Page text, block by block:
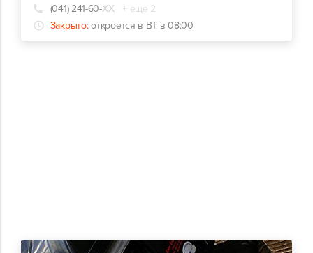
(041) 241-60-ХХ
+ еще 2
Закрыто: откроется в ВТ в 08:00